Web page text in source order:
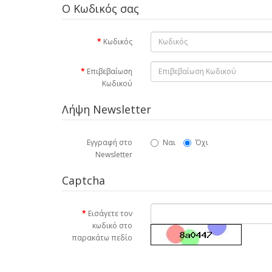
Ο Κωδικός σας
Κωδικός
Επιβεβαίωση
Κωδικού
Λήψη Newsletter
Εγγραφή στο
Newsletter
Ναι Όχι
Captcha
Εισάγετε τον
κωδικό στο
παρακάτω πεδίο